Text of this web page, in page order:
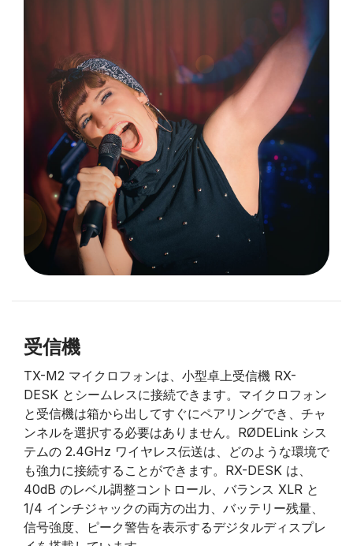
受信機
TX-M2 マイクロフォンは、小型卓上受信機 RX-
DESK とシームレスに接続できます。マイクロフォン
と受信機は箱から出してすぐにペアリングでき、チャ
ンネルを選択する必要はありません。RØDELink シス
テムの 2.4GHz ワイヤレス伝送は、どのような環境で
も強力に接続することができます。RX-DESK は、
40dB のレベル調整コントロール、バランス XLR と
1/4 インチジャックの両方の出力、バッテリー残量、
信号強度、ピーク警告を表示するデジタルディスプレ